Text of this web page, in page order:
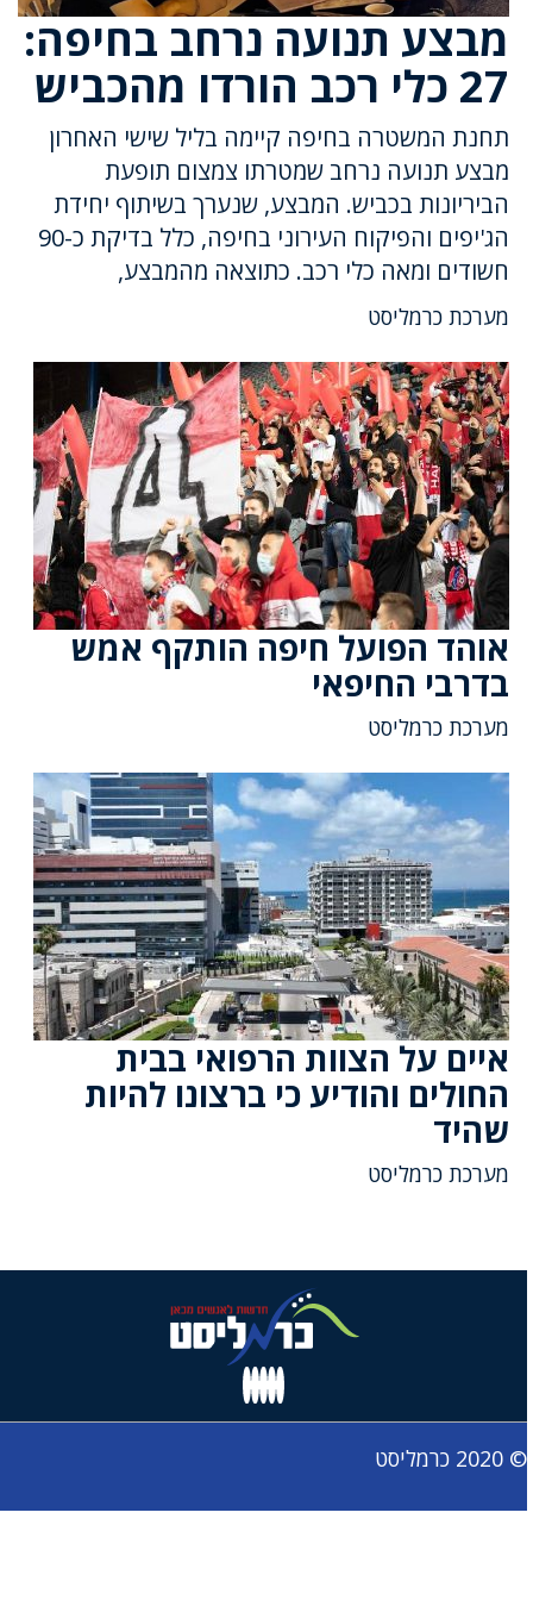
מבצע תנועה נרחב בחיפה:
27 כלי רכב הורדו מהכביש
תחנת המשטרה בחיפה קיימה בליל שישי האחרון
מבצע תנועה נרחב שמטרתו צמצום תופעת
הביריונות בכביש. המבצע, שנערך בשיתוף יחידת
הג'יפים והפיקוח העירוני בחיפה, כלל בדיקת כ-90
חשודים ומאה כלי רכב. כתוצאה מהמבצע,
מערכת כרמליסט
אוהד הפועל חיפה הותקף אמש
בדרבי החיפאי
מערכת כרמליסט
איים על הצוות הרפואי בבית
החולים והודיע כי ברצונו להיות
שהיד
מערכת כרמליסט
© 2020 כרמליסט